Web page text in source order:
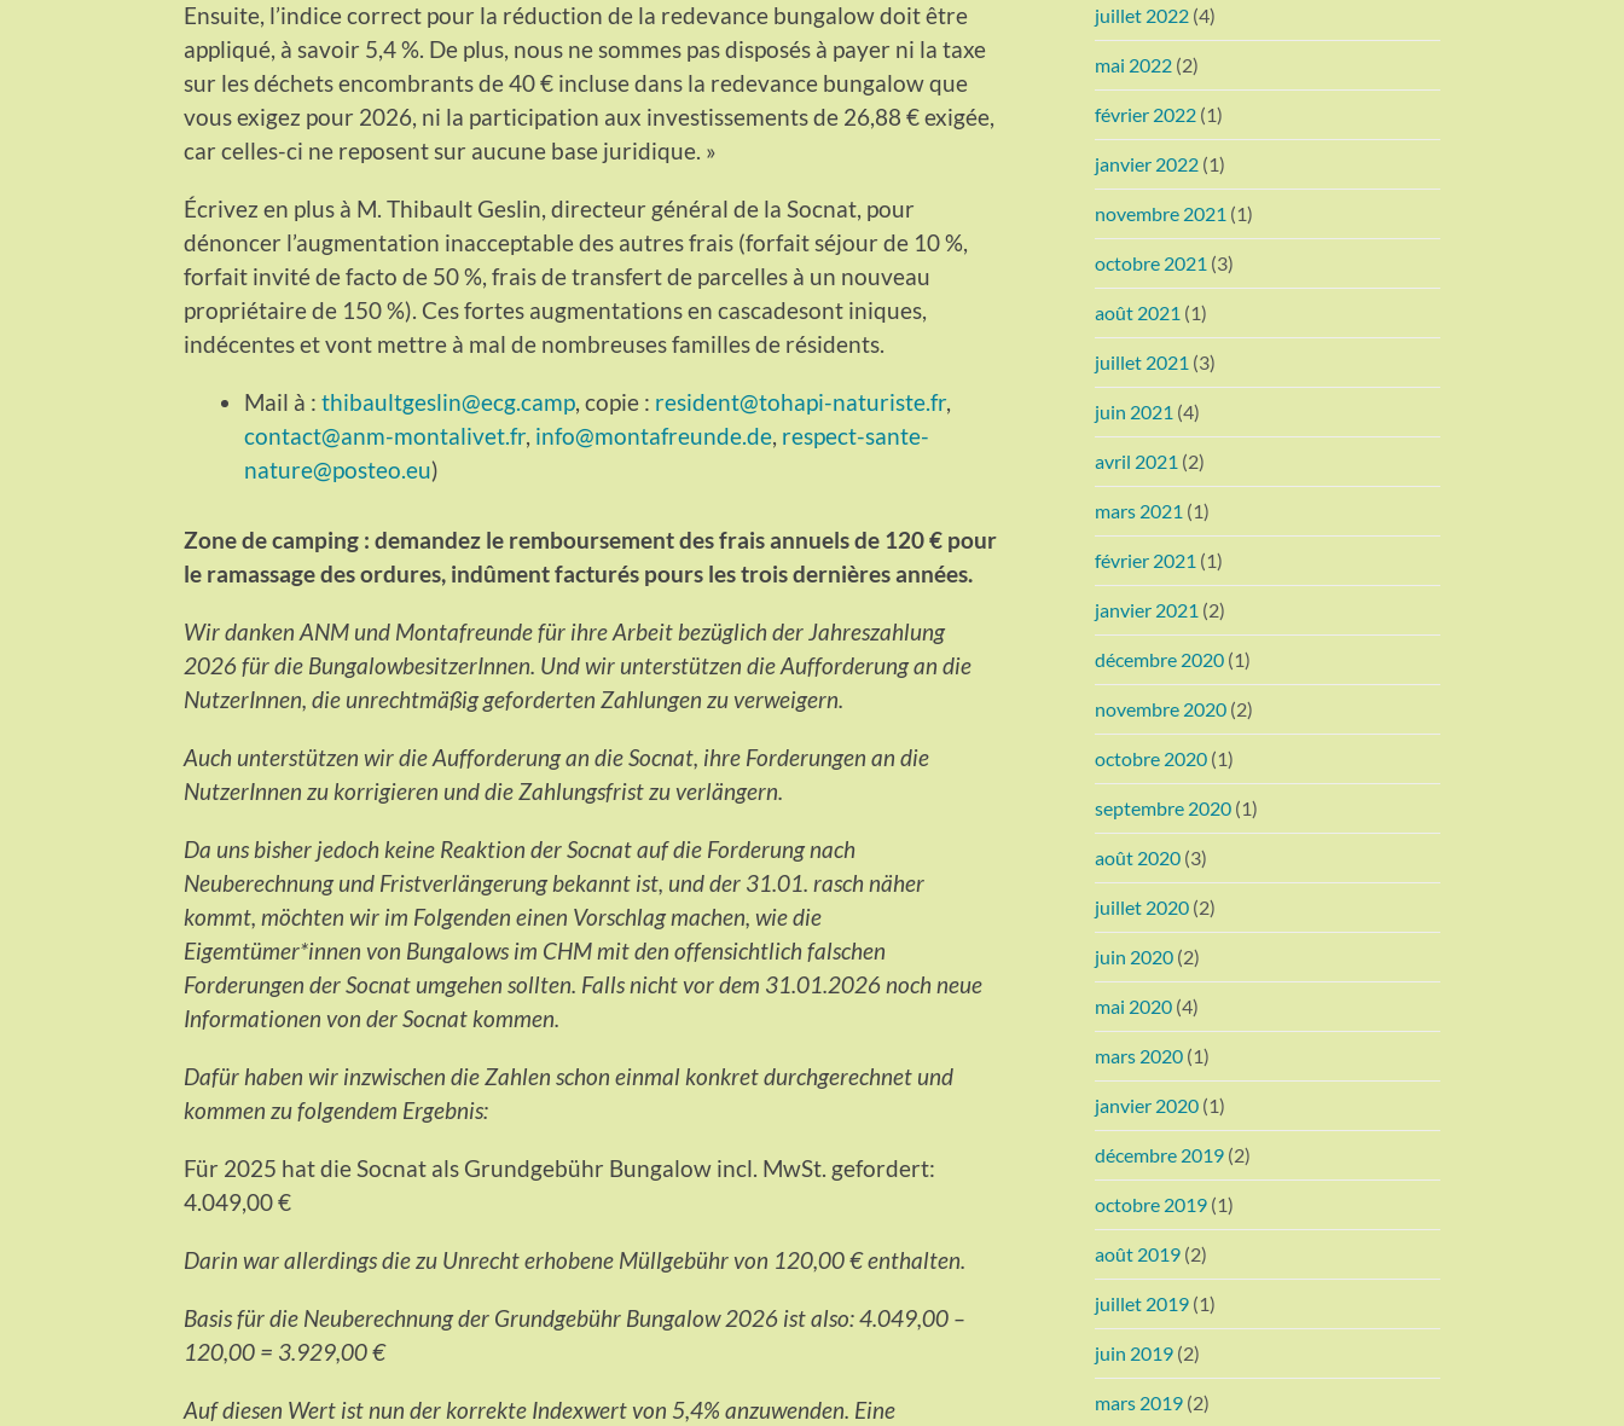
Ensuite, l’indice correct pour la réduction de la redevance bungalow doit être
appliqué, à savoir 5,4 %. De plus, nous ne sommes pas disposés à payer ni la taxe
sur les déchets encombrants de 40 € incluse dans la redevance bungalow que
vous exigez pour 2026, ni la participation aux investissements de 26,88 € exigée,
car celles-ci ne reposent sur aucune base juridique. »
Écrivez en plus à M. Thibault Geslin, directeur général de la Socnat, pour
dénoncer l’augmentation inacceptable des autres frais (forfait séjour de 10 %,
forfait invité de facto de 50 %, frais de transfert de parcelles à un nouveau
propriétaire de 150 %). Ces fortes augmentations en cascadesont iniques,
indécentes et vont mettre à mal de nombreuses familles de résidents.
Mail à : thibaultgeslin@ecg.camp, copie : resident@tohapi-naturiste.fr,
contact@anm-montalivet.fr, info@montafreunde.de, respect-sante-
nature@posteo.eu)
Zone de camping : demandez le remboursement des frais annuels de 120 € pour
le ramassage des ordures, indûment facturés pours les trois dernières années.
Wir danken ANM und Montafreunde für ihre Arbeit bezüglich der Jahreszahlung
2026 für die BungalowbesitzerInnen. Und wir unterstützen die Aufforderung an die
NutzerInnen, die unrechtmäßig geforderten Zahlungen zu verweigern.
Auch unterstützen wir die Aufforderung an die Socnat, ihre Forderungen an die
NutzerInnen zu korrigieren und die Zahlungsfrist zu verlängern.
Da uns bisher jedoch keine Reaktion der Socnat auf die Forderung nach
Neuberechnung und Fristverlängerung bekannt ist, und der 31.01. rasch näher
kommt, möchten wir im Folgenden einen Vorschlag machen, wie die
Eigemtümer*innen von Bungalows im CHM mit den offensichtlich falschen
Forderungen der Socnat umgehen sollten. Falls nicht vor dem 31.01.2026 noch neue
Informationen von der Socnat kommen.
Dafür haben wir inzwischen die Zahlen schon einmal konkret durchgerechnet und
kommen zu folgendem Ergebnis:
Für 2025 hat die Socnat als Grundgebühr Bungalow incl. MwSt. gefordert:
4.049,00 €
Darin war allerdings die zu Unrecht erhobene Müllgebühr von 120,00 € enthalten.
Basis für die Neuberechnung der Grundgebühr Bungalow 2026 ist also: 4.049,00 –
120,00 = 3.929,00 €
Auf diesen Wert ist nun der korrekte Indexwert von 5,4% anzuwenden. Eine
juillet 2022 (4)
mai 2022 (2)
février 2022 (1)
janvier 2022 (1)
novembre 2021 (1)
octobre 2021 (3)
août 2021 (1)
juillet 2021 (3)
juin 2021 (4)
avril 2021 (2)
mars 2021 (1)
février 2021 (1)
janvier 2021 (2)
décembre 2020 (1)
novembre 2020 (2)
octobre 2020 (1)
septembre 2020 (1)
août 2020 (3)
juillet 2020 (2)
juin 2020 (2)
mai 2020 (4)
mars 2020 (1)
janvier 2020 (1)
décembre 2019 (2)
octobre 2019 (1)
août 2019 (2)
juillet 2019 (1)
juin 2019 (2)
mars 2019 (2)